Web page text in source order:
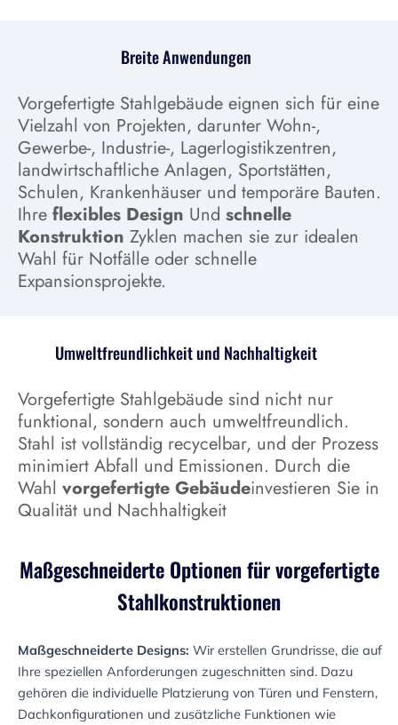
Breite Anwendungen
Vorgefertigte Stahlgebäude eignen sich für eine
Vielzahl von Projekten, darunter Wohn-,
Gewerbe-, Industrie-, Lagerlogistikzentren,
landwirtschaftliche Anlagen, Sportstätten,
Schulen, Krankenhäuser und temporäre Bauten.
Ihre flexibles Design Und schnelle
Konstruktion Zyklen machen sie zur idealen
Wahl für Notfälle oder schnelle
Expansionsprojekte.
Umweltfreundlichkeit und Nachhaltigkeit
Vorgefertigte Stahlgebäude sind nicht nur
funktional, sondern auch umweltfreundlich.
Stahl ist vollständig recycelbar, und der Prozess
minimiert Abfall und Emissionen. Durch die
Wahl vorgefertigte Gebäudeinvestieren Sie in
Qualität und Nachhaltigkeit
Maßgeschneiderte Optionen für vorgefertigte
Stahlkonstruktionen
Maßgeschneiderte Designs: Wir erstellen Grundrisse, die auf
Ihre speziellen Anforderungen zugeschnitten sind. Dazu
gehören die individuelle Platzierung von Türen und Fenstern,
Dachkonfigurationen und zusätzliche Funktionen wie